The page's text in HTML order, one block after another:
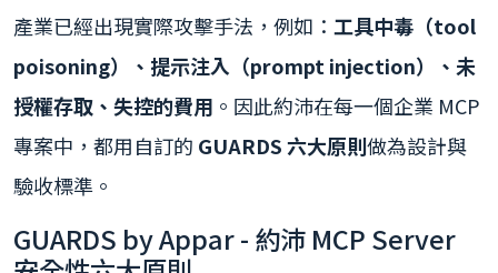
產業已經出現實際攻擊手法，例如： 工具中毒（tool
poisoning）、提示注入（prompt injection）、未
授權存取、失控的費用 。因此約沛在每一個企業 MCP
專案中，都用自訂的 GUARDS 六大原則做為設計與
驗收標準。
GUARDS by Appar - 約沛 MCP Server